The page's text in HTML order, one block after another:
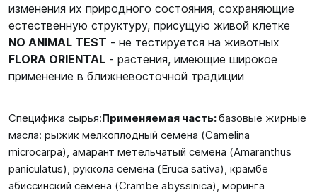
изменения их природного состояния, сохраняющие
естественную структуру, присущую живой клетке
NO ANIMAL TEST - не тестируется на животных
FLORA ORIENTAL - растения, имеющие широкое
применение в ближневосточной традиции
Специфика сырья:Применяемая часть:базовые жирные
масла: рыжик мелкоплодный семена (Camelina
microcarpa), амарант метельчатый семена (Amaranthus
paniculatus), руккола семена (Eruca sativa), крамбе
абиссинский семена (Crambe abyssinica), моринга